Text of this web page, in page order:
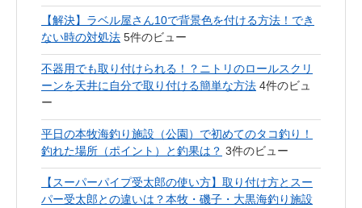
【解決】ラベル屋さん10で背景色を付ける方法！でき
ない時の対処法 5件のビュー
不器用でも取り付けられる！？ニトリのロールスクリ
ーンを天井に自分で取り付ける簡単な方法 4件のビュ
ー
平日の本牧海釣り施設（公園）で初めてのタコ釣り！
釣れた場所（ポイント）と釣果は？ 3件のビュー
【スーパーパイプ受太郎の使い方】取り付け方とスー
パー受太郎との違いは？本牧・磯子・大黒海釣り施設